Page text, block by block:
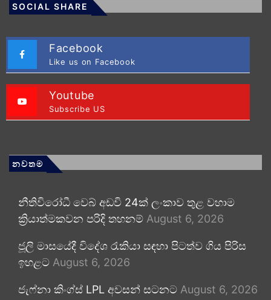
SOCIAL SHARE
Facebook
Like us on Facebook
Youtube
Subscribe US
නවතම
නීතිවිරෝධී වෙබ් අඩවි 24ක් ලංකාව තුළ වහාම
ක්‍රියාත්මකවන පරිදි තහනම් August 6, 2026
ජූලි මාසයේදී විදේශ රැකියා සඳහා පිටත්ව ගිය පිරිස
ඉහළට August 6, 2026
ජැෆ්නා කිංග්ස් LPL අවසන් සටනට August 6, 2026